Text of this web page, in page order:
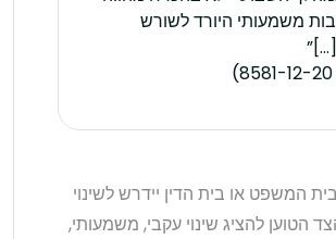
משמעותי היורד לשורש
המשפט או בית הדין יידרש לשינוי
הטוען להציג שינוי עקבי, משמעותי,